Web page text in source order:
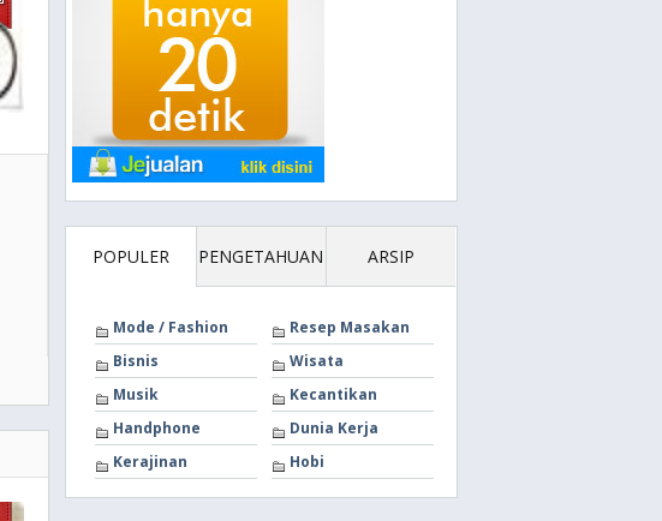
POPULER PENGETAHUAN ARSIP
Mode / Fashion
Resep Masakan
Bisnis
Wisata
Musik
Kecantikan
Handphone
Dunia Kerja
Kerajinan
Hobi